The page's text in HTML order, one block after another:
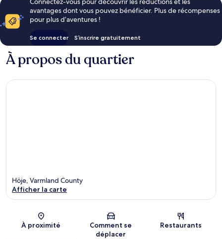
avantages dont vous pouvez bénéficier. Plus de récompenses
pour plus d’aventures !
Se connecter S’inscrire gratuitement
À propos du quartier
Carte
Höje, Varmland County
Afficher la carte
À proximité
Comment se
déplacer
Restaurants